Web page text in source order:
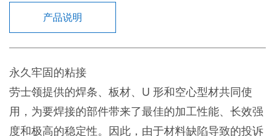
产品说明
永久牢固的粘接
劳士领提供的焊条、板材、U 形和空心型材共同使
用，为要焊接的部件带来了最佳的加工性能、长效强
度和极高的稳定性。因此，由于材料缺陷导致的投诉